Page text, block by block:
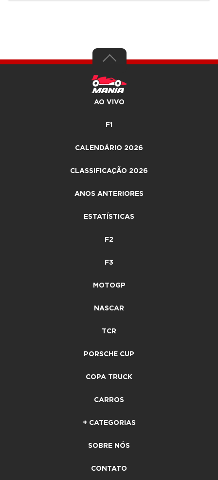
AO VIVO
F1
CALENDÁRIO 2026
CLASSIFICAÇÃO 2026
ANOS ANTERIORES
ESTATÍSTICAS
F2
F3
MOTOGP
NASCAR
TCR
PORSCHE CUP
COPA TRUCK
CARROS
+ CATEGORIAS
SOBRE NÓS
CONTATO